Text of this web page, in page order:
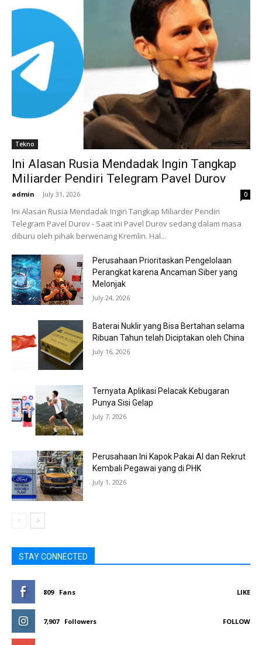
Tekno
Ini Alasan Rusia Mendadak Ingin Tangkap
Miliarder Pendiri Telegram Pavel Durov
admin - July 31, 2026 0
Ini Alasan Rusia Mendadak Ingin Tangkap Miliarder Pendiri
Telegram Pavel Durov - Saat ini Pavel Durov sedang dalam masa
diburu oleh pihak berwenang Kremlin. Hal...
Perusahaan Prioritaskan Pengelolaan
Perangkat karena Ancaman Siber yang
Melonjak
July 24, 2026
Baterai Nuklir yang Bisa Bertahan selama
Ribuan Tahun telah Diciptakan oleh China
July 16, 2026
Ternyata Aplikasi Pelacak Kebugaran
Punya Sisi Gelap
July 7, 2026
Perusahaan Ini Kapok Pakai AI dan Rekrut
Kembali Pegawai yang di PHK
July 1, 2026
STAY CONNECTED
809 Fans LIKE
7,907 Followers FOLLOW